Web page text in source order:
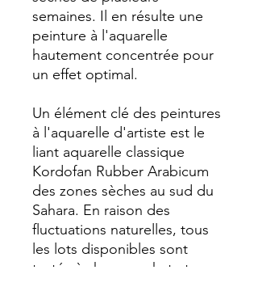
semaines. Il en résulte une
peinture à l'aquarelle
hautement concentrée pour
un effet optimal.
Un élément clé des peintures
à l'aquarelle d'artiste est le
liant aquarelle classique
Kordofan Rubber Arabicum
des zones sèches au sud du
Sahara. En raison des
fluctuations naturelles, tous
les lots disponibles sont
testés à chaque achat et